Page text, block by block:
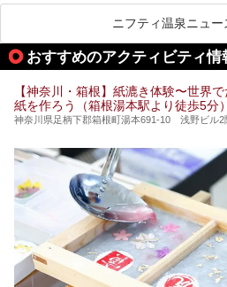
提供元：株式会社西武・
【PR】
この記事はザ・プリンス
が楽しめるまさに眺望自
そしてここは全24室の「
して宿泊もできます。宿
加えて、朝6時からの宿泊
のお風呂が利用できます。
今回は日帰り温泉として
（以下、龍宮殿本館）」と
蛸川温泉 龍宮殿（以下、
4つの神社に囲まれたパワ
───
提供元：株式会社西武・プ
【PR】
この記事は箱根 芦ノ湖畔
ニフティ温泉ニュー
おすすめのアクティビティ情
【神奈川・箱根】紙漉き体験〜世界
紙を作ろう（箱根湯本駅より徒歩5分）
神奈川県足柄下郡箱根町湯本691-10 浅野ビル2